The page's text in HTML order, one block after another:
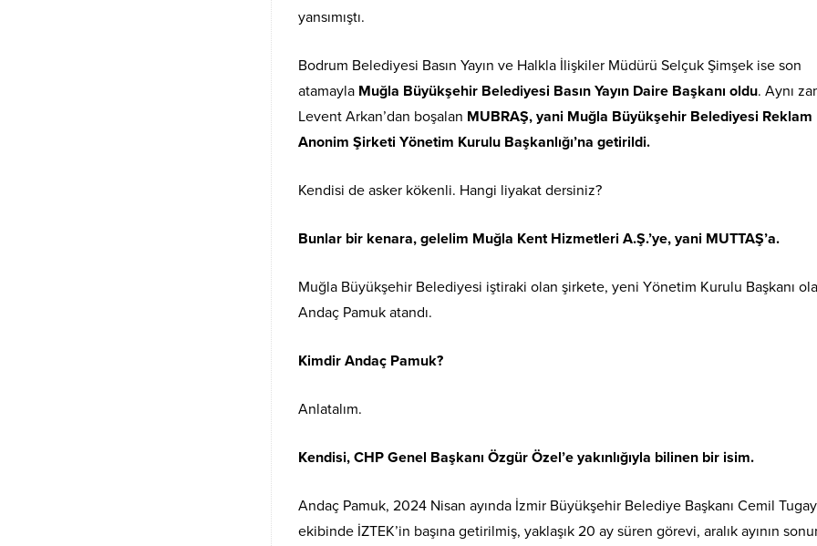
yansımıştı.
Bodrum Belediyesi Basın Yayın ve Halkla İlişkiler Müdürü Selçuk Şimşek ise son
atamayla Muğla Büyükşehir Belediyesi Basın Yayın Daire Başkanı oldu. Aynı
Levent Arkan’dan boşalan MUBRAŞ, yani Muğla Büyükşehir Belediyesi Reklam
Anonim Şirketi Yönetim Kurulu Başkanlığı’na getirildi.
Kendisi de asker kökenli. Hangi liyakat dersiniz?
Bunlar bir kenara, gelelim Muğla Kent Hizmetleri A.Ş.’ye, yani MUTTAŞ’a.
Muğla Büyükşehir Belediyesi iştiraki olan şirkete, yeni Yönetim Kurulu Başkanı
Andaç Pamuk atandı.
Kimdir Andaç Pamuk?
Anlatalım.
Kendisi, CHP Genel Başkanı Özgür Özel’e yakınlığıyla bilinen bir isim.
Andaç Pamuk, 2024 Nisan ayında İzmir Büyükşehir Belediye Başkanı Cemil
ekibinde İZTEK’in başına getirilmiş, yaklaşık 20 ay süren görevi, aralık ayının